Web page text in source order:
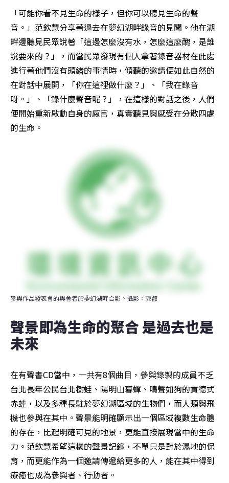
「可能你看不見生命的樣子，但你可以聽見生命的聲
音。」范欽慧分享著過去在夢幻湖畔錄音的見聞。他在湖
畔邊聽見民眾說著「這邊怎麼沒有水，怎麼這麼醜，是誰
說要來的？」，而當民眾發現有個人拿著錄音器材在此處
進行著他們沒有頭緒的事情時，傾聽的邀請便如此自然的
在對話中展開，「你在這裡做什麼？」、「我在錄音
呀。」、「錄什麼聲音呢？」，在這樣的對話之後，人們
便開始重新啟動自身的感官，真實聽見與感受在分散四處
的生命。
參與作品發表會的與會者於夢幻湖畔合影。攝影：郭叡
聲景即為生命的聚合 是過去也是
未來
在有聲書CD當中，一共有8個曲目，參與錄製的成員不乏
台北長年公民台北樹蛙、陽明山暮蟬、鳴聲如狗的貢德式
赤蛙，以及多種長駐於夢幻湖區域的生物們，而人類與飛
機也參與在其中。聲景能明確顯示出一個區域複數生命體
的存在，比起明確可見的地景，更能直接展現當中的生命
力。范欽慧希望這樣的聲景記錄，不單只是對於濕地的保
育，而更能作為一個邀請傳遞給更多的人，能在其中得到
療癒也成為參與者、行動者。